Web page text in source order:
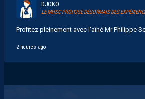
DJOKO
Profitez pleinement avec l'aîné Mr Philippe
2 heures ago